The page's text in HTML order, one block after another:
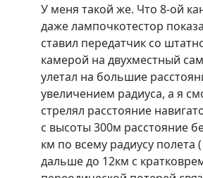
У меня такой же. Что 8-ой
даже лампочкотестор
ставил передатчик со
камерой на двухместный
улетал на большие
увеличением радиуса, а я
стрелял расстояние
с высоты 300м расстояние
км по всему радиусу полета
дальше до 12км с